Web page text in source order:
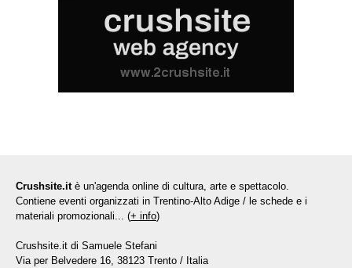
Crushsite.it è un'agenda online di cultura, arte e spettacolo.
Contiene eventi organizzati in Trentino-Alto Adige / le schede e i
materiali promozionali... (+ info)
Crushsite.it di Samuele Stefani
Via per Belvedere 16, 38123 Trento / Italia